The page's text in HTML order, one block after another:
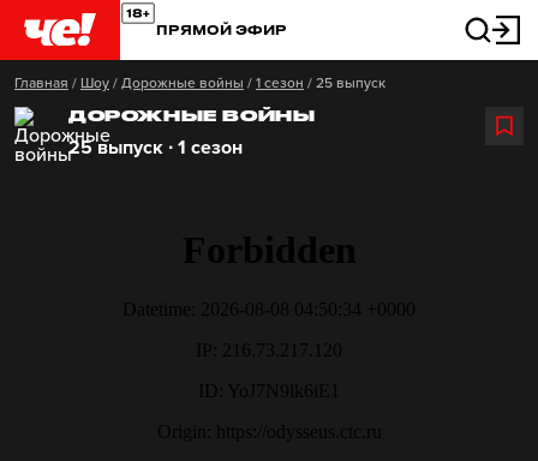
ПРЯМОЙ ЭФИР
Главная / Шоу / Дорожные войны / 1 сезон / 25 выпуск
ДОРОЖНЫЕ ВОЙНЫ
25 выпуск ∙ 1 сезон